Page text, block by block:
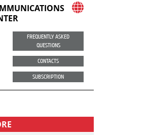
FREQUENTLY ASKED
QUESTIONS
CONTACTS
SUBSCRIPTION